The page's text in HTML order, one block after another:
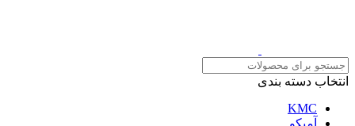
انتخاب دسته بندی
KMC